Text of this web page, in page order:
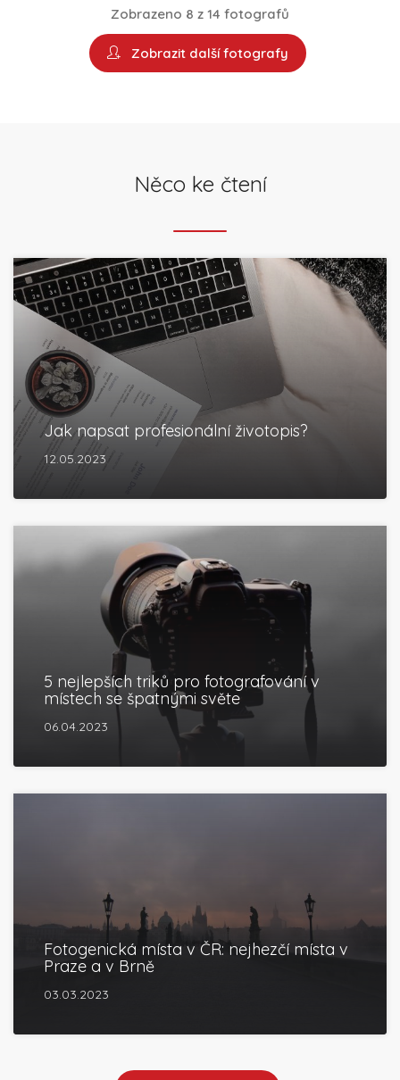
Zobrazeno 8 z 14 fotografů
Zobrazit další fotografy
Něco ke čtení
Jak napsat profesionální životopis?
12.05.2023
5 nejlepších triků pro fotografování v
místech se špatnými světe
06.04.2023
Fotogenická místa v ČR: nejhezčí místa v
Praze a v Brně
03.03.2023